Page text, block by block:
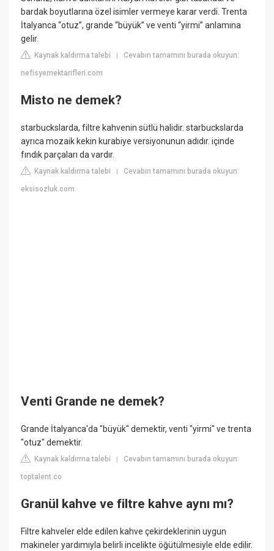
bardak boyutlarına özel isimler vermeye karar verdi. Trenta
İtalyanca “otuz”, grande “büyük” ve venti “yirmi” anlamına
gelir.
Kaynak kaldırma talebi |Cevabın tamamını burada okuyun:
nefisyemektarifleri.com
Misto ne demek?
starbuckslarda, filtre kahvenin sütlü halidir. starbuckslarda
ayrıca mozaik kekin kurabiye versiyonunun adıdır. içinde
fındık parçaları da vardır.
Kaynak kaldırma talebi |Cevabın tamamını burada okuyun:
eksisozluk.com
Venti Grande ne demek?
Grande İtalyanca'da "büyük" demektir, venti "yirmi" ve trenta
"otuz" demektir.
Kaynak kaldırma talebi |Cevabın tamamını burada okuyun:
toptalent.co
Granül kahve ve filtre kahve aynı mı?
Filtre kahveler elde edilen kahve çekirdeklerinin uygun
makineler yardımıyla belirli incelikte öğütülmesiyle elde edilir.